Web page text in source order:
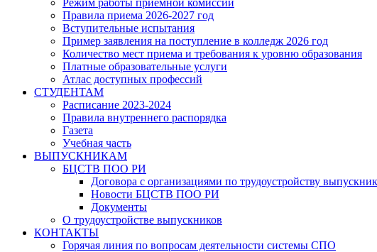
Режим работы приёмной комиссии
Правила приема 2026-2027 год
Вступительные испытания
Пример заявления на поступление в колледж 2026 год
Количество мест приема и требования к уровню образования
Платные образовательные услуги
Атлас доступных профессий
СТУДЕНТАМ
Расписание 2023-2024
Правила внутреннего распорядка
Газета
Учебная часть
ВЫПУСКНИКАМ
БЦСТВ ПОО РИ
Договора с организациями по трудоустройству
Новости БЦСТВ ПОО РИ
Документы
О трудоустройстве выпускников
КОНТАКТЫ
Горячая линия по вопросам деятельности системы СПО